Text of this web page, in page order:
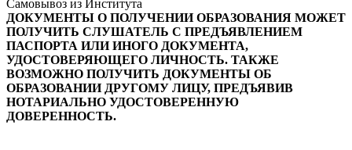
Самовывоз из Института
ДОКУМЕНТЫ О ПОЛУЧЕНИИ ОБРАЗОВАНИЯ МОЖЕТ
ПОЛУЧИТЬ СЛУШАТЕЛЬ С ПРЕДЪЯВЛЕНИЕМ
ПАСПОРТА ИЛИ ИНОГО ДОКУМЕНТА,
УДОСТОВЕРЯЮЩЕГО ЛИЧНОСТЬ. ТАКЖЕ
ВОЗМОЖНО ПОЛУЧИТЬ ДОКУМЕНТЫ ОБ
ОБРАЗОВАНИИ ДРУГОМУ ЛИЦУ, ПРЕДЪЯВИВ
НОТАРИАЛЬНО УДОСТОВЕРЕННУЮ
ДОВЕРЕННОСТЬ.